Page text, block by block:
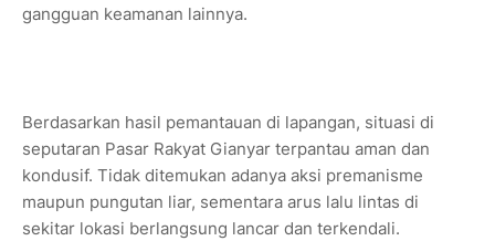
gangguan keamanan lainnya.
Berdasarkan hasil pemantauan di lapangan, situasi di
seputaran Pasar Rakyat Gianyar terpantau aman dan
kondusif. Tidak ditemukan adanya aksi premanisme
maupun pungutan liar, sementara arus lalu lintas di
sekitar lokasi berlangsung lancar dan terkendali.